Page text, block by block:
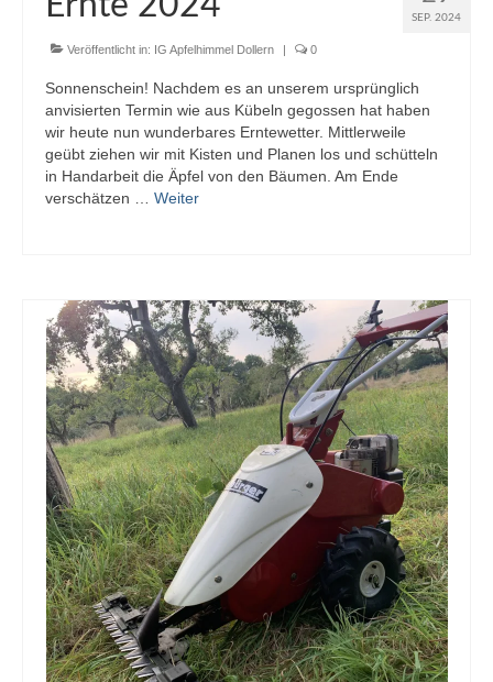
SEP. 2024
Veröffentlicht in: IG Apfelhimmel Dollern | 0
Sonnenschein! Nachdem es an unserem ursprünglich
anvisierten Termin wie aus Kübeln gegossen hat haben
wir heute nun wunderbares Erntewetter. Mittlerweile
geübt ziehen wir mit Kisten und Planen los und schütteln
in Handarbeit die Äpfel von den Bäumen. Am Ende
verschätzen … Weiter